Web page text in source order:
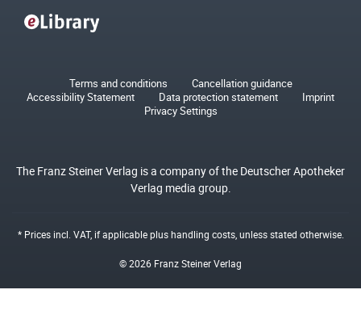
Terms and conditions
Cancellation guidance
Accessibility Statement
Data protection statement
Imprint
Privacy Settings
The Franz Steiner Verlag is a company of the Deutscher Apotheker
Verlag media group.
* Prices incl. VAT, if applicable plushandling costs, unless stated otherwise.
© 2026 Franz Steiner Verlag